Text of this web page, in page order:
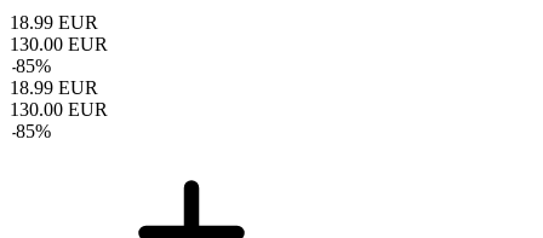
18.99 EUR
130.00 EUR
-85%
18.99 EUR
130.00 EUR
-85%